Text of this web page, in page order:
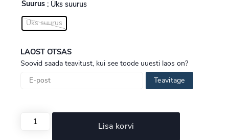
Suurus : Üks suurus
Üks suurus
LAOST OTSAS
Soovid saada teavitust, kui see toode uuesti laos on?
Teavitage
Lisa korvi